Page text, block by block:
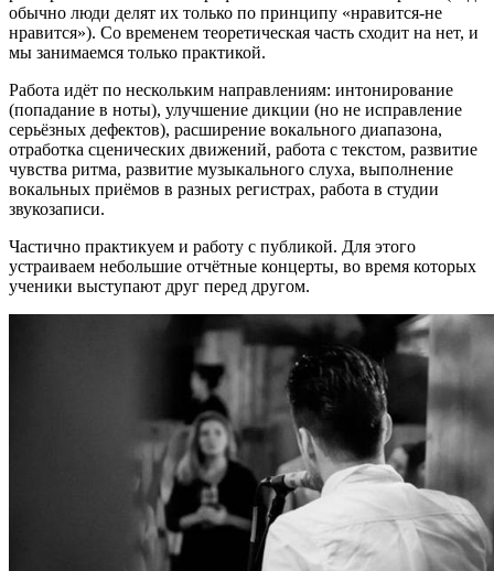
обычно люди делят их только по принципу «нравится-не
нравится»). Со временем теоретическая часть сходит на нет, и
мы занимаемся только практикой.
Работа идёт по нескольким направлениям: интонирование
(попадание в ноты), улучшение дикции (но не исправление
серьёзных дефектов), расширение вокального диапазона,
отработка сценических движений, работа с текстом, развитие
чувства ритма, развитие музыкального слуха, выполнение
вокальных приёмов в разных регистрах, работа в студии
звукозаписи.
Частично практикуем и работу с публикой. Для этого
устраиваем небольшие отчётные концерты, во время которых
ученики выступают друг перед другом.